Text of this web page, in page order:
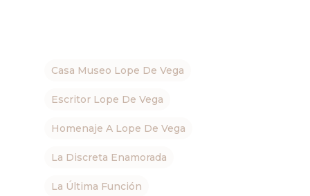
Casa Museo Lope De Vega
Escritor Lope De Vega
Homenaje A Lope De Vega
La Discreta Enamorada
La Última Función